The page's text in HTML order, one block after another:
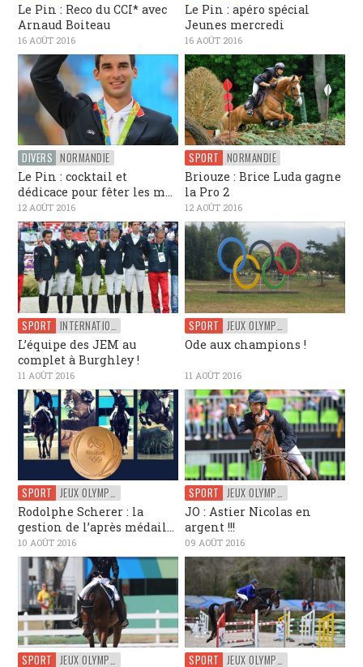
Le Pin : Reco du CCI* avec
Arnaud Boiteau
16 AOÛT 2016
Le Pin : apéro spécial
Jeunes mercredi
16 AOÛT 2016
DIVERS NORMANDIE
Le Pin : cocktail et
dédicace pour fêter les m...
12 AOÛT 2016
SPORT NORMANDIE
Briouze : Brice Luda gagne
la Pro 2
12 AOÛT 2016
SPORT
L’équipe des JEM au
complet à Burghley !
11 AOÛT 2016
SPORT
Ode aux champions !
11 AOÛT 2016
SPORT
JEUX OLYMPIQUES
Rodolphe Scherer : la
gestion de l’après médail...
10 AOÛT 2016
SPORT
JEUX OLYMPIQUES
JO : Astier Nicolas en
argent !!!
09 AOÛT 2016
SPORT JEUX OLYMPIQUES SPORT JEUX OLYMPIQUES